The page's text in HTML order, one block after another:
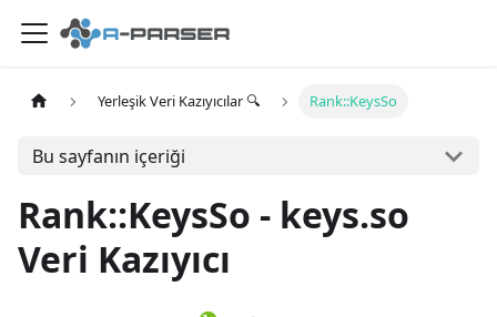
Yerleşik Veri Kazıyıcılar 🔍 Rank::KeysSo
Bu sayfanın içeriği
Rank::KeysSo - keys.so
Veri Kazıyıcı